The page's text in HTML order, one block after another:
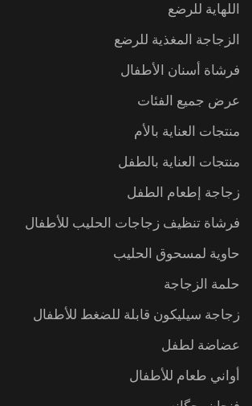
اللهاية للرضع
الزجاجة المغذية للرضع
فرشاة أسنان الأطفال
عرض جميع الفئات
منتجات العناية بالأم
منتجات العناية بالطفل
زجاجة إطعام الطفل
فرشاة تنظيف زجاجات الحليب للأطفال
حاوية لمسحوق الحليب
حلمة الزجاجة
زجاجة سيليكون قابلة للضغط للأطفال
عضاضة لطفل
أواني طعام للأطفال